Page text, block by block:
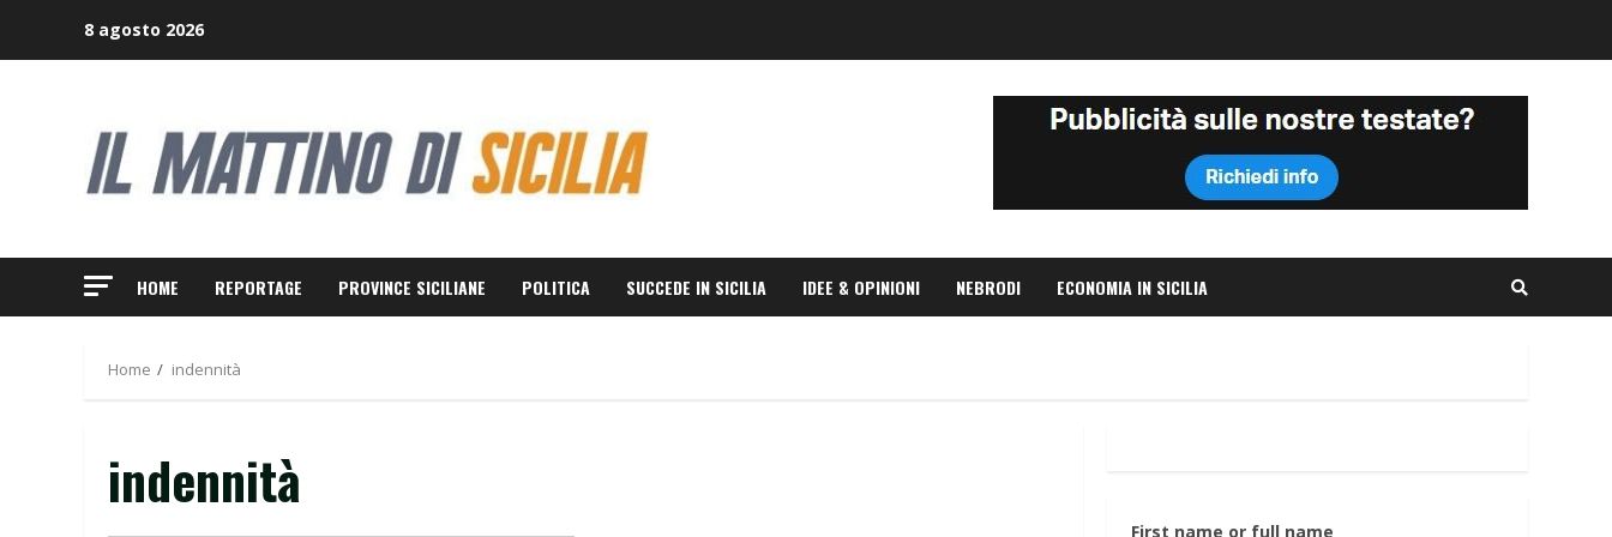
8 agosto 2026
HOME REPORTAGE PROVINCE SICILIANE POLITICA SUCCEDE IN SICILIA IDEE & OPINIONI NEBRODI ECONOMIA IN SICILIA
Home indennità
indennità
First name or full name